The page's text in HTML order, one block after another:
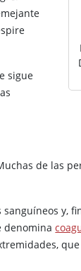
sigue
de las
y,
denomina